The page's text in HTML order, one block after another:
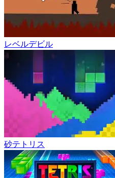
レベルデビル
砂テトリス